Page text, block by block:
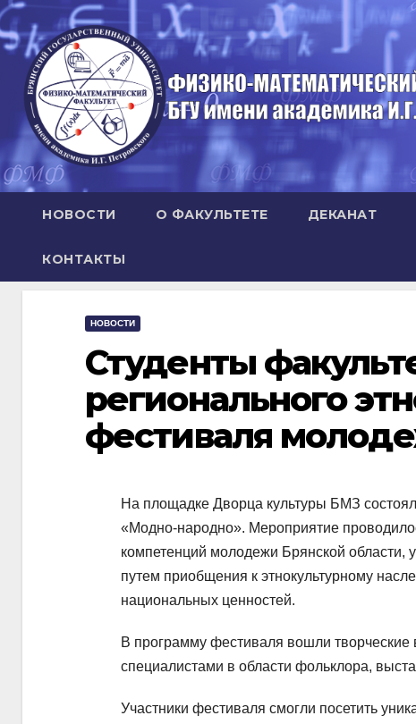
Перейти
к
содержимому
НОВОСТИ О ФАКУЛЬТЕТЕ ДЕКАНАТ
КОНТАКТЫ
НОВОСТИ
Студенты
регионального
фестиваля
На площадке Дворца культуры БМЗ
«Модно-народно». Мероприятие
компетенций молодежи Брянской области,
путем приобщения к этнокультурному
национальных ценностей.
В программу фестиваля вошли
специалистами в области фольклора,
Участники фестиваля смогли посетить